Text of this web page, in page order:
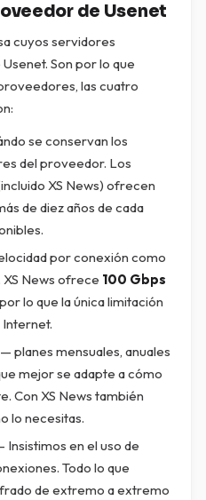
de Usenet
cuyos servidores
Son por lo que
las cuatro
se conservan los
del proveedor. Los
XS News) ofrecen
de diez años de cada
por conexión como
XS News ofrece 100 Gbps
lo que la única limitación
— planes mensuales, anuales
mejor se adapte a cómo
Con XS News también
lo necesitas.
Insistimos en el uso de
Todo lo que
de extremo a extremo